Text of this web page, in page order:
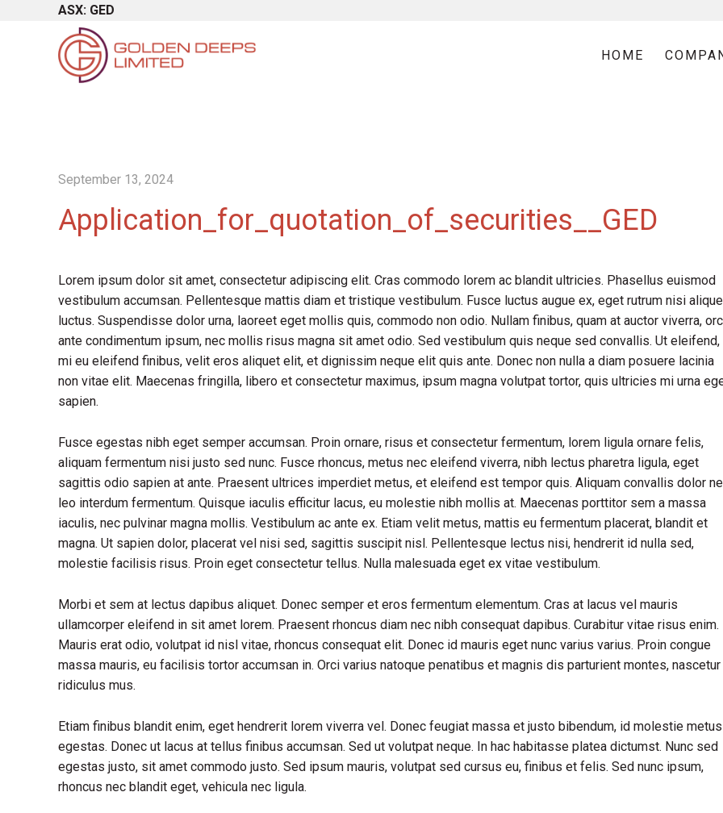
ASX: GED
HOME
September 13, 2024
Application_for_quotation_of_securities__GED
Lorem ipsum dolor sit amet, consectetur adipiscing elit. Cras commodo lorem ac blandit ultricies. Phasellus euismod
vestibulum accumsan. Pellentesque mattis diam et tristique vestibulum. Fusce luctus augue ex, eget rutrum nisi
luctus. Suspendisse dolor urna, laoreet eget mollis quis, commodo non odio. Nullam finibus, quam at auctor viverra,
ante condimentum ipsum, nec mollis risus magna sit amet odio. Sed vestibulum quis neque sed convallis. Ut eleifend,
mi eu eleifend finibus, velit eros aliquet elit, et dignissim neque elit quis ante. Donec non nulla a diam posuere lacinia
non vitae elit. Maecenas fringilla, libero et consectetur maximus, ipsum magna volutpat tortor, quis ultricies mi urna
sapien.
Fusce egestas nibh eget semper accumsan. Proin ornare, risus et consectetur fermentum, lorem ligula ornare felis,
aliquam fermentum nisi justo sed nunc. Fusce rhoncus, metus nec eleifend viverra, nibh lectus pharetra ligula, eget
sagittis odio sapien at ante. Praesent ultrices imperdiet metus, et eleifend est tempor quis. Aliquam convallis dolor
leo interdum fermentum. Quisque iaculis efficitur lacus, eu molestie nibh mollis at. Maecenas porttitor sem a massa
iaculis, nec pulvinar magna mollis. Vestibulum ac ante ex. Etiam velit metus, mattis eu fermentum placerat, blandit et
magna. Ut sapien dolor, placerat vel nisi sed, sagittis suscipit nisl. Pellentesque lectus nisi, hendrerit id nulla sed,
molestie facilisis risus. Proin eget consectetur tellus. Nulla malesuada eget ex vitae vestibulum.
Morbi et sem at lectus dapibus aliquet. Donec semper et eros fermentum elementum. Cras at lacus vel mauris
ullamcorper eleifend in sit amet lorem. Praesent rhoncus diam nec nibh consequat dapibus. Curabitur vitae risus enim.
Mauris erat odio, volutpat id nisl vitae, rhoncus consequat elit. Donec id mauris eget nunc varius varius. Proin congue
massa mauris, eu facilisis tortor accumsan in. Orci varius natoque penatibus et magnis dis parturient montes, nascetur
ridiculus mus.
Etiam finibus blandit enim, eget hendrerit lorem viverra vel. Donec feugiat massa et justo bibendum, id molestie metus
egestas. Donec ut lacus at tellus finibus accumsan. Sed ut volutpat neque. In hac habitasse platea dictumst. Nunc sed
egestas justo, sit amet commodo justo. Sed ipsum mauris, volutpat sed cursus eu, finibus et felis. Sed nunc ipsum,
rhoncus nec blandit eget, vehicula nec ligula.